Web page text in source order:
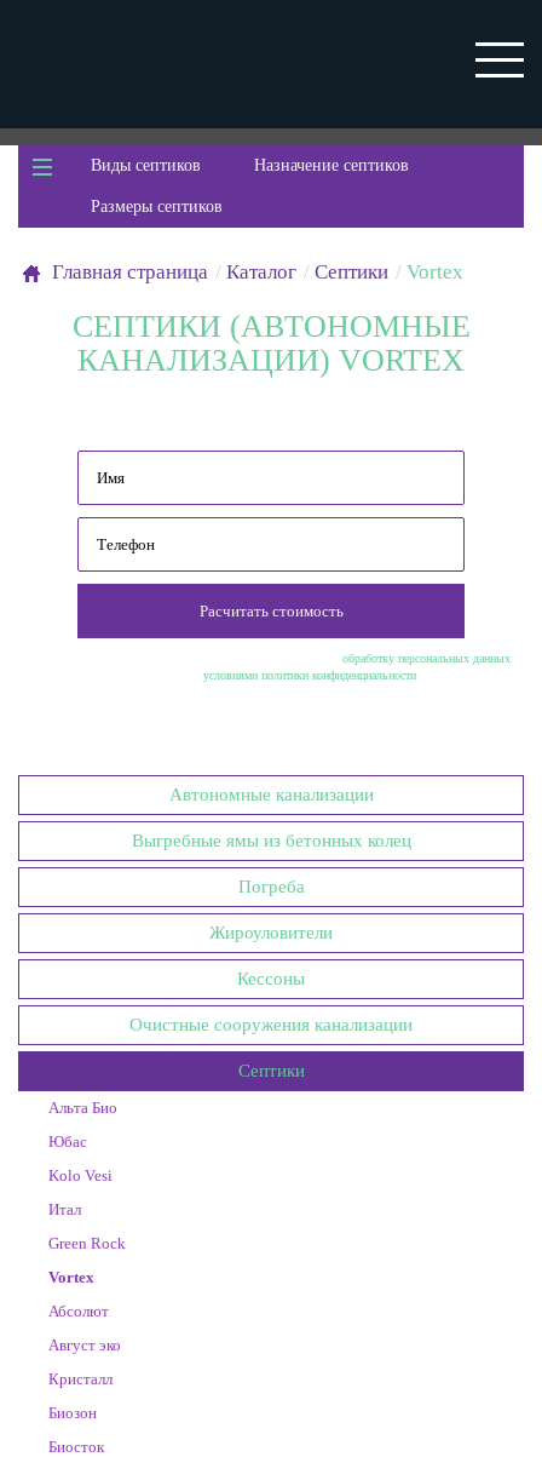
Виды септиков Назначение септиков
Размеры септиков
Главная страница Каталог Септики Vortex
СЕПТИКИ (АВТОНОМНЫЕ
КАНАЛИЗАЦИИ) VORTEX
Расчитать стоимость
обработку персональных данныхи
условиями политики конфиденциальности
Автономные канализации
Выгребные ямы из бетонных колец
Погреба
Жироуловители
Кессоны
Очистные сооружения канализации
Септики
Альта Био
Юбас
Kolo Vesi
Итал
Green Rock
Vortex
Абсолют
Август эко
Кристалл
Биозон
Биосток